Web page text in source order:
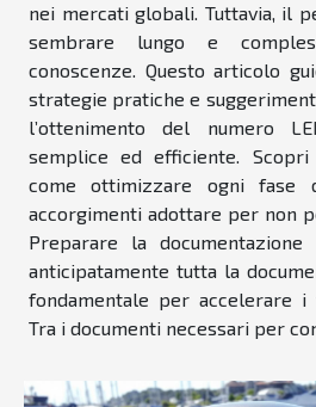
nei mercati globali. Tuttavia, il
sembrare lungo e
conoscenze. Questo articolo
strategie pratiche e
l’ottenimento del numero
semplice ed efficiente.
come ottimizzare ogni fase
accorgimenti adottare per non
Preparare la documentazione
anticipatamente tutta la
fondamentale per accelerare i
Tra i documenti necessari per